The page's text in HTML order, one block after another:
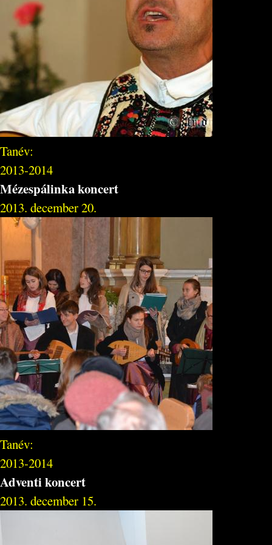
Tanév:
2013-2014
Mézespálinka koncert
2013. december 20.
Tanév:
2013-2014
Adventi koncert
2013. december 15.